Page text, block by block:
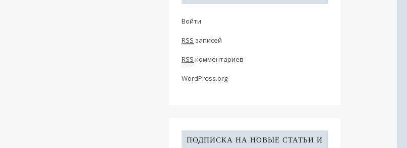
Войти
RSS записей
RSS комментариев
WordPress.org
ПОДПИСКА НА НОВЫЕ СТАТЬИ И